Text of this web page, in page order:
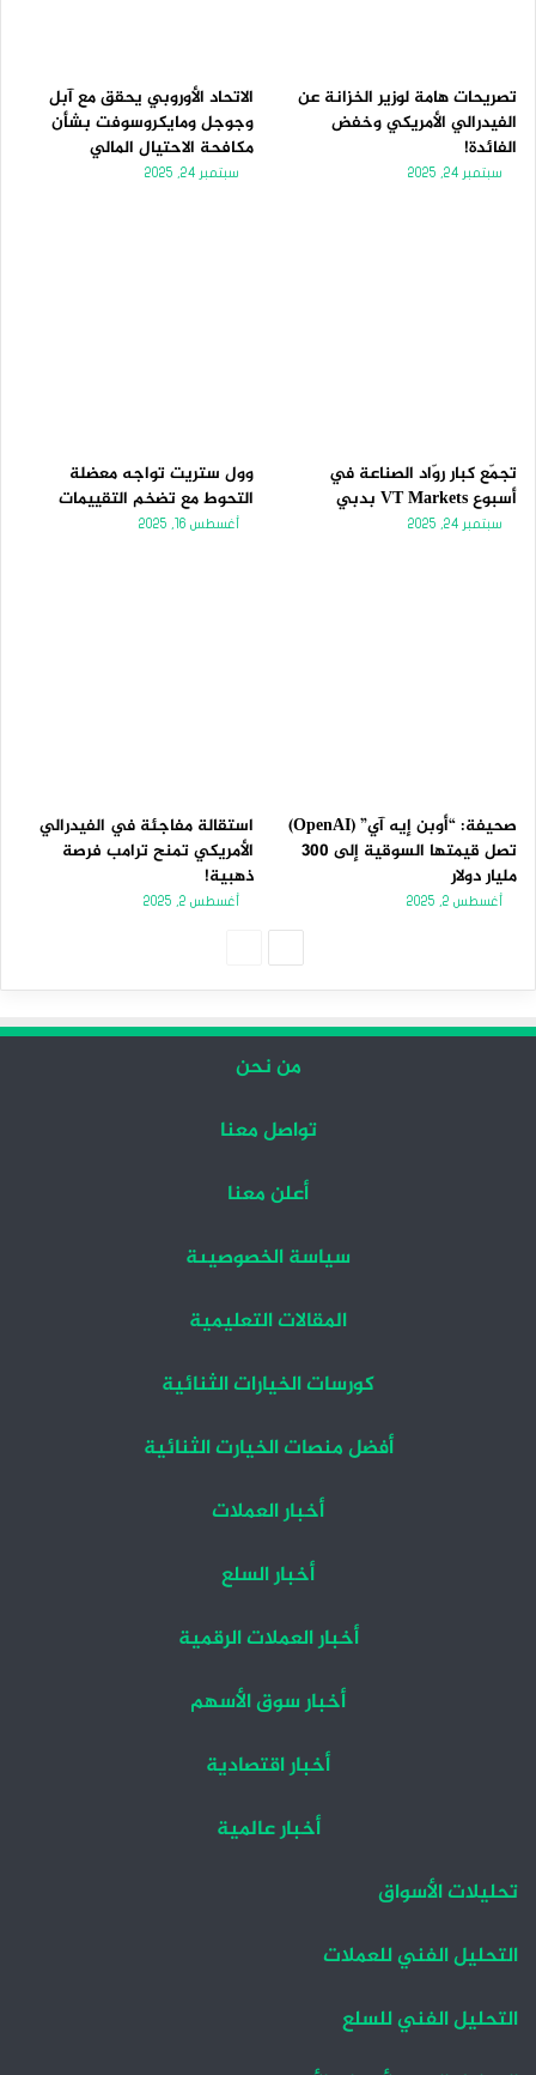
تصريحات هامة لوزير الخزانة عن
الفيدرالي الأمريكي وخفض
الفائدة!
سبتمبر 24, 2025
الاتحاد الأوروبي يحقق مع آبل
وجوجل ومايكروسوفت بشأن
مكافحة الاحتيال المالي
سبتمبر 24, 2025
تجمّع كبار روّاد الصناعة في
أسبوع VT Markets بدبي
سبتمبر 24, 2025
وول ستريت تواجه معضلة
التحوط مع تضخم التقييمات
أغسطس 16, 2025
صحيفة: “أوبن إيه آي” (OpenAI)
تصل قيمتها السوقية إلى 300
مليار دولار
أغسطس 2, 2025
استقالة مفاجئة في الفيدرالي
الأمريكي تمنح ترامب فرصة
ذهبية!
أغسطس 2, 2025
من نحن
تواصل معنا
أعلن معنا
سياسة الخصوصيىة
المقالات التعليمية
كورسات الخيارات الثنائية
أفضل منصات الخيارت الثنائية
أخبار العملات
أخبار السلع
أخبار العملات الرقمية
أخبار سوق الأسهم
أخبار اقتصادية
أخبار عالمية
تحليلات الأسواق
التحليل الفني للعملات
التحليل الفني للسلع